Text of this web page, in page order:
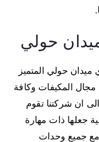
حولي
حولي المتميز
المكيفات وكافة
الى ان شركتنا تقوم
جعلها ذات مهارة
مع جميع وحدات